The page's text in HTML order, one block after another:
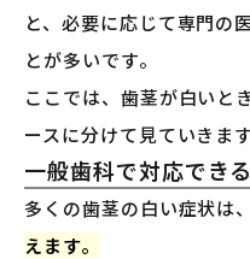
と、必要に応じて専門の
とが多いです。
ここでは、歯茎が白いと
ースに分けて見ていきます
一般歯科で対応でき
多くの歯茎の白い症状は、
えます。